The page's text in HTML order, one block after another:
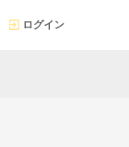
ログイン